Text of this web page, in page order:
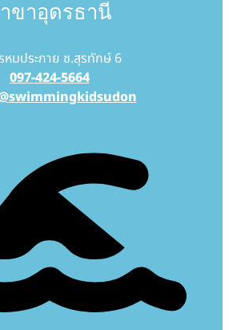
ขาอุดรธานี
หมประกาย ซ.สุรทักษ์ 6
097-424-5664